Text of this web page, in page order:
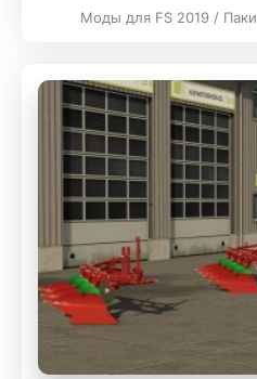
Моды для FS 2019 /